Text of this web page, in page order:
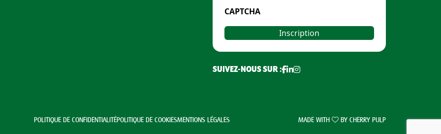
postal
CAPTCHA
SUIVEZ-NOUS SUR :
POLITIQUE DE CONFIDENTIALITÉPOLITIQUE DE COOKIESMENTIONS LÉGALES MADE WITH BY CHERRY PULP